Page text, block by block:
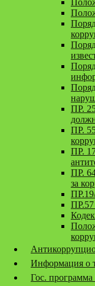
ПР.
ПР.
ПР.
ПР.
за
Информация о
Гос.